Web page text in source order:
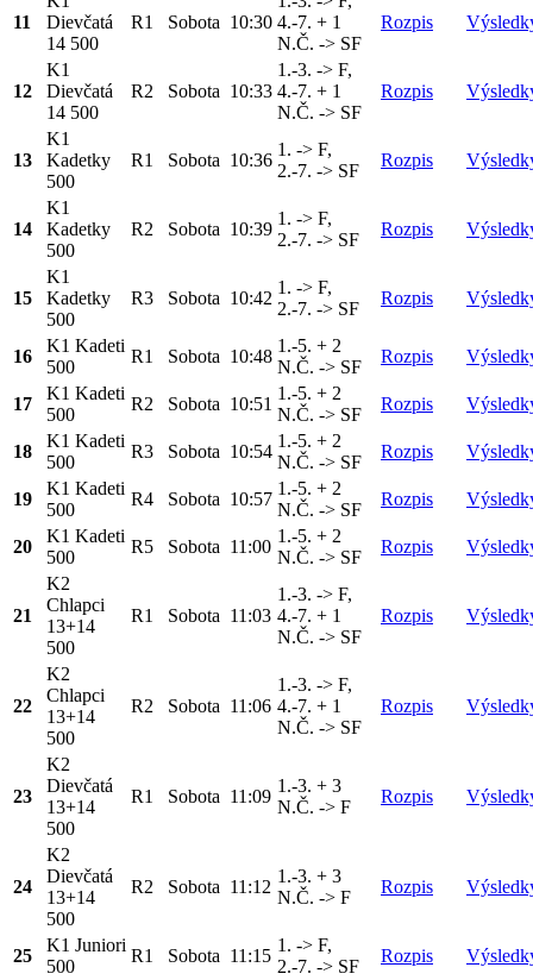
11
Dievčatá
14 500
R1 Sobota 10:30 4.-7. + 1
N.Č. -> SF
Rozpis
12
K1
Dievčatá
14 500
R2 Sobota 10:33
1.-3. -> F,
4.-7. + 1
N.Č. -> SF
Rozpis
13
K1
Kadetky
500
R1 Sobota 10:36
1. -> F,
2.-7. -> SF
Rozpis
14
K1
Kadetky
500
R2 Sobota 10:39
1. -> F,
2.-7. -> SF
Rozpis
15
K1
Kadetky
500
R3 Sobota 10:42
1. -> F,
2.-7. -> SF
Rozpis
16
K1 Kadeti
500
R1 Sobota 10:48
1.-5. + 2
N.Č. -> SF
Rozpis
17
K1 Kadeti
500
R2 Sobota 10:51
1.-5. + 2
N.Č. -> SF
Rozpis
18
K1 Kadeti
500
R3 Sobota 10:54
1.-5. + 2
N.Č. -> SF
Rozpis
19
K1 Kadeti
500
R4 Sobota 10:57
1.-5. + 2
N.Č. -> SF
Rozpis
20
K1 Kadeti
500
R5 Sobota 11:00
1.-5. + 2
N.Č. -> SF
Rozpis
21
K2
Chlapci
13+14
500
R1 Sobota 11:03
1.-3. -> F,
4.-7. + 1
N.Č. -> SF
Rozpis
22
K2
Chlapci
13+14
500
R2 Sobota 11:06
1.-3. -> F,
4.-7. + 1
N.Č. -> SF
Rozpis
23
K2
Dievčatá
13+14
500
R1 Sobota 11:09
1.-3. + 3
N.Č. -> F
Rozpis
24
K2
Dievčatá
13+14
500
R2 Sobota 11:12
1.-3. + 3
N.Č. -> F
Rozpis
25
K1 Juniori
500
R1 Sobota 11:15
1. -> F,
2.-7. -> SF
Rozpis